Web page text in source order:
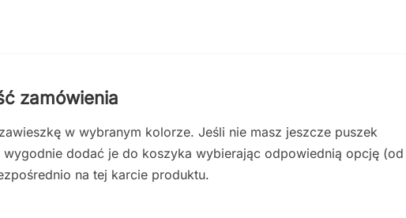
zamówienia
w wybranym kolorze. Jeśli nie masz jeszcze puszek
wygodnie dodać je do koszyka wybierając odpowiednią opcję (od
na tej karcie produktu.